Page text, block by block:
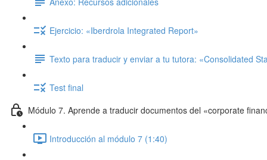
Ejercicio: «Iberdrola Integrated Report»
Texto para traducir y enviar a tu tutora: «Consolidated
Test final
Módulo 7. Aprende a traducir documentos del «corporate
Introducción al módulo 7 (1:40)